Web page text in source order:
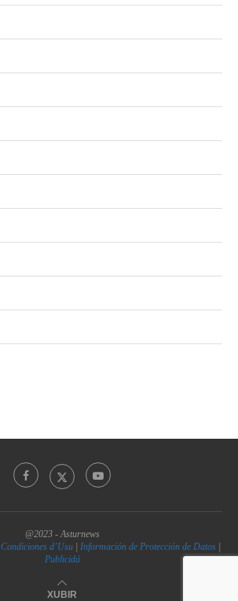
@2023 - Asturnews
Condiciones d’Usu | Información de Protección de Datos |
Publicidá
XUBIR